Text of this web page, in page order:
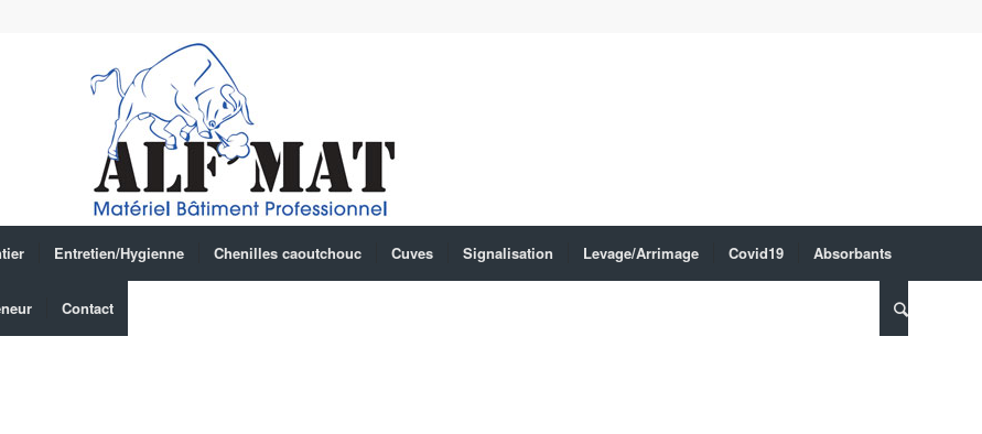
Entretien/Hygienne Chenilles caoutchouc Cuves Signalisation Levage/Arrimage Covid19 Absorbants
Contact